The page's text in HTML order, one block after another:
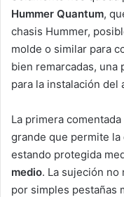
Hummer Quantum,
chasis Hummer,
molde o similar para
bien remarcadas, una
para la instalación del
La primera
grande que permite la
estando protegida
medio. La sujeción no
por simples pestañas